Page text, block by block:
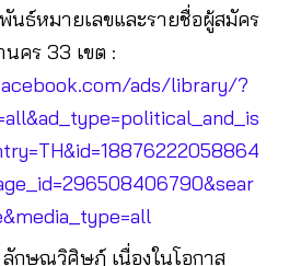
นธ์หมายเลขและรายชื่อผู้สมัคร
คร 33 เขต :
ads/library/?
กษณวิศิษฏ์ เนื่องในโอกาส